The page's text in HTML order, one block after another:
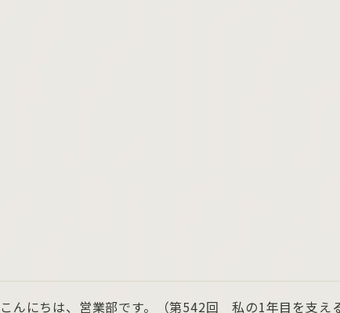
こんにちは、営業部です。（第542回 私の1年目を支え